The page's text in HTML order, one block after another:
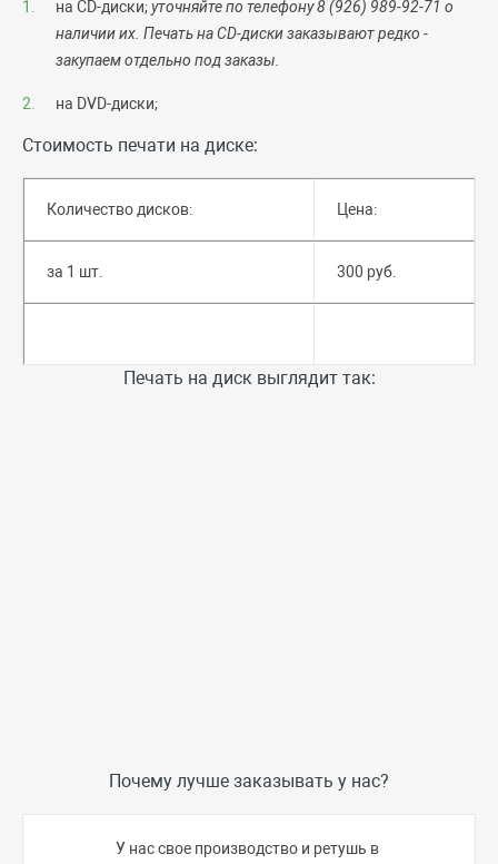
на CD-диски;уточняйте по телефону 8 (926) 989-92-71 о
наличии их. Печать на CD-диски заказывают редко -
закупаем отдельно под заказы.
на DVD-диски;
Стоимость печати на диске:
Количество дисков: Цена:
за 1 шт. 300 руб.
Печать на диск выглядит так:
Почему лучше заказывать у нас?
У нас свое производство и ретушь в